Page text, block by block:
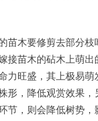
苗木要修剪去部分
苗木的砧木上萌出
力旺盛，其上极易
形，降低观赏效果
节，则会降低树势，